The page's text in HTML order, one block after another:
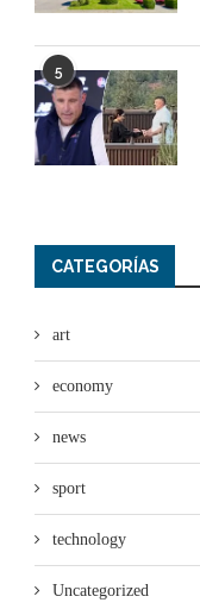
5
CATEGORÍAS
art
economy
news
sport
technology
Uncategorized